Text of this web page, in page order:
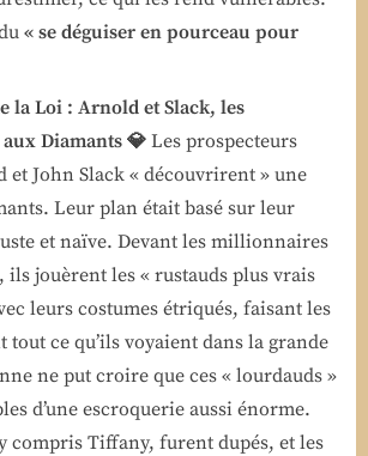
« se déguiser en pourceau pour
la Loi : Arnold et Slack, les
Diamants 💎Les prospecteurs
John Slack « découvrirent » une
Leur plan était basé sur leur
et naïve. Devant les millionnaires
ils jouèrent les « rustauds plus vrais
leurs costumes étriqués, faisant les
tout ce qu’ils voyaient dans la grande
ne put croire que ces « lourdauds »
d’une escroquerie aussi énorme.
compris Tiffany, furent dupés, et les